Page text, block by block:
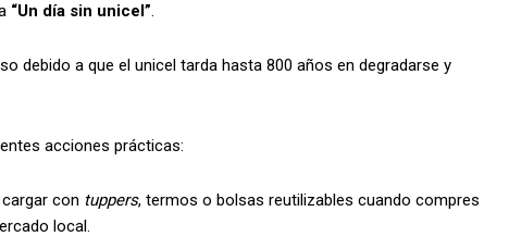
“Un día sin unicel”.
debido a que el unicel tarda hasta 800 años en degradarse y
acciones prácticas:
con tuppers, termos o bolsas reutilizables cuando compres
local.